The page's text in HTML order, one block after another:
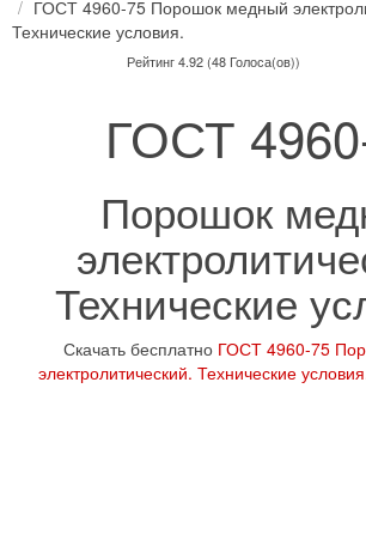
ГОСТ 4960-75 Порошок медный
Технические условия.
Рейтинг 4.92 (48 Голоса(ов))
ГОСТ
Порошок
Технические
Скачать бесплатно ГОСТ 4960-75
электролитический. Технические